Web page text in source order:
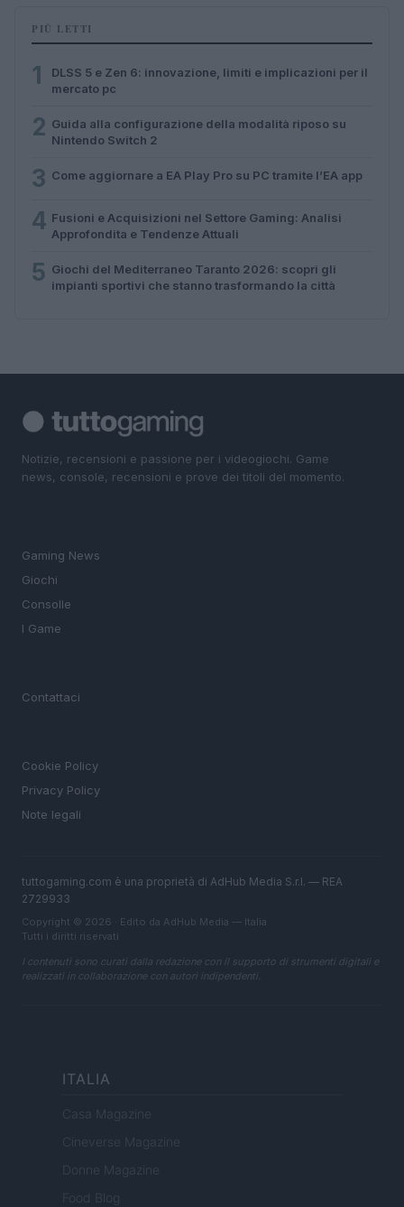
PIÙ LETTI
1
DLSS 5 e Zen 6: innovazione, limiti e implicazioni per il
mercato pc
2 Guida alla configurazione della modalità riposo su
Nintendo Switch 2
3 Come aggiornare a EA Play Pro su PC tramite l’EA app
4 Fusioni e Acquisizioni nel Settore Gaming: Analisi
Approfondita e Tendenze Attuali
5 Giochi del Mediterraneo Taranto 2026: scopri gli
impianti sportivi che stanno trasformando la città
Notizie, recensioni e passione per i videogiochi. Game
news, console, recensioni e prove dei titoli del momento.
Gaming News
Giochi
Consolle
I Game
Contattaci
Cookie Policy
Privacy Policy
Note legali
tuttogaming.com è una proprietà di AdHub Media S.r.l. — REA
2729933
Copyright © 2026 · Edito da AdHub Media — Italia
Tutti i diritti riservati
I contenuti sono curati dalla redazione con il supporto di strumenti digitali e
realizzati in collaborazione con autori indipendenti.
ITALIA
Casa Magazine
Cineverse Magazine
Donne Magazine
Food Blog